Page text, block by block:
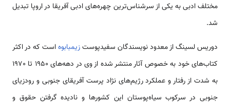
مختلف ادبی به یکی از سرشناس‌ترین چهره‌های ادبی آفریقا در اروپا تبدیل
شد.
دوریس لسینگ از معدود نویسندگان سفیدپوستزیمبابوهاست که در اکثر
کتاب‌های خود به خصوص آثار منتشر شده از وی در دهه‌های 1950 تا 1970
به شدت از رفتار و عملکرد رژیم‌های نژاد پرست آفریقای جنوبی و رودزیای
جنوبی در سرکوب سیاه‌پوستان این کشورها و نادیده گرفتن حقوق و